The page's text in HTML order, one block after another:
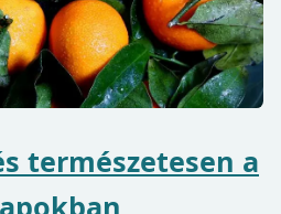
természetesen a